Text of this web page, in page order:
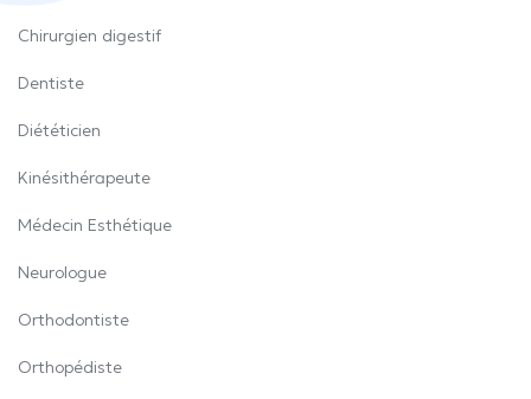
Chirurgien digestif
Dentiste
Diététicien
Kinésithérapeute
Médecin Esthétique
Neurologue
Orthodontiste
Orthopédiste